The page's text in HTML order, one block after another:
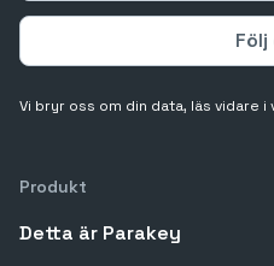
Vi bryr oss om din data, läs vidare i
Produkt
Detta är Parakey